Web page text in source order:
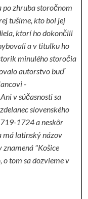
po zhruba storočnom
tušíme, kto bol jej
ktorí ho dokončili
a v titulku ho
minulého storočia
autorstvo buď
-
v súčasnosti sa
slovenského
1724 a neskôr
má latinský názov
znamená "Košice
o tom sa dozvieme v